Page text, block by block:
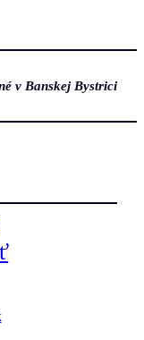
v Banskej Bystrici